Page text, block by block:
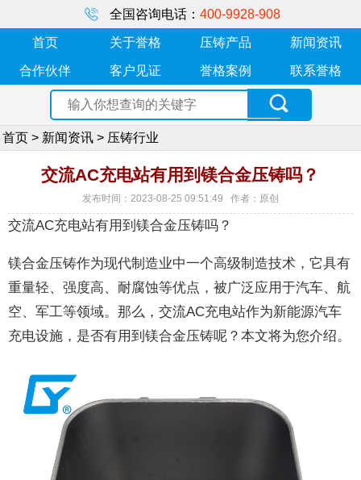
全国咨询电话： 400-9928-908
首页 关于誉格 压铸产品 新闻资讯
合作伙伴 客户见证 誉格案例 联系誉格
首页 > 新闻资讯 > 压铸行业
交流AC充电站有用到镁合金压铸吗？
发布时间：2023-08-25 09:51:49 作者：原创
交流AC充电站有用到镁合金压铸吗？
镁合金压铸作为现代制造业中一个高级制造技术，它具有
重量轻、强度高、耐腐蚀等优点，被广泛应用于汽车、航
空、军工等领域。那么，交流AC充电站作为新能源汽车
充电设施，是否有用到镁合金压铸呢？本文将为您介绍。